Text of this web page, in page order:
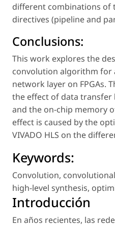
different combinations of
directives (pipeline and
Conclusions:
This work explores the
convolution algorithm for
network layer on FPGAs.
the effect of data transfer
and the on-chip memory
effect is caused by the
VIVADO HLS on the
Keywords:
Convolution,
high-level synthesis,
Introducción
En años recientes, las